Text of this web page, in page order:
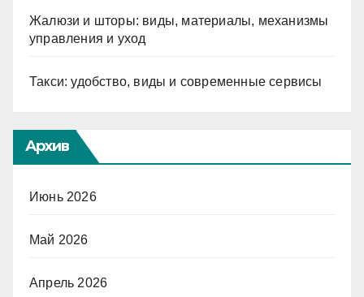
Жалюзи и шторы: виды, материалы, механизмы
управления и уход
Такси: удобство, виды и современные сервисы
Архив
Июнь 2026
Май 2026
Апрель 2026